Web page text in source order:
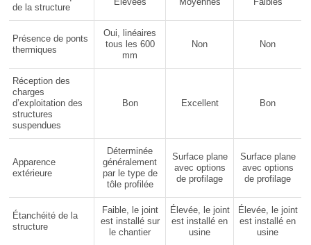
de la structure
Présence de ponts
thermiques
Oui, linéaires
tous les 600
mm
Non Non
Réception des
charges
d’exploitation des
structures
suspendues
Bon Excellent Bon
Apparence
extérieure
Déterminée
généralement
par le type de
tôle profilée
Surface plane
avec options
de profilage
Surface plane
avec options
de profilage
Étanchéité de la
structure
Faible, le joint
est installé sur
le chantier
Élevée, le joint
est installé en
usine
Élevée, le joint
est installé en
usine